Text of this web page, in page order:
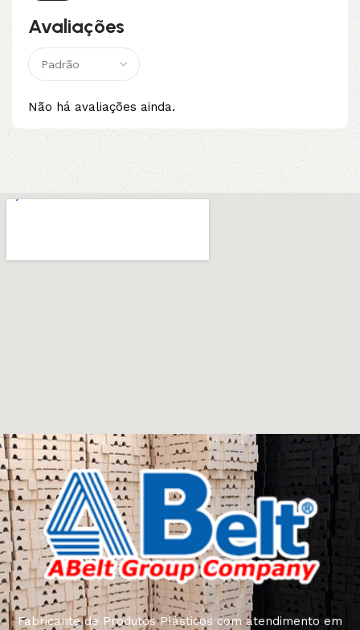
Avaliações
Não há avaliações ainda.
Fabricante de Produtos Plásticos com atendimento em